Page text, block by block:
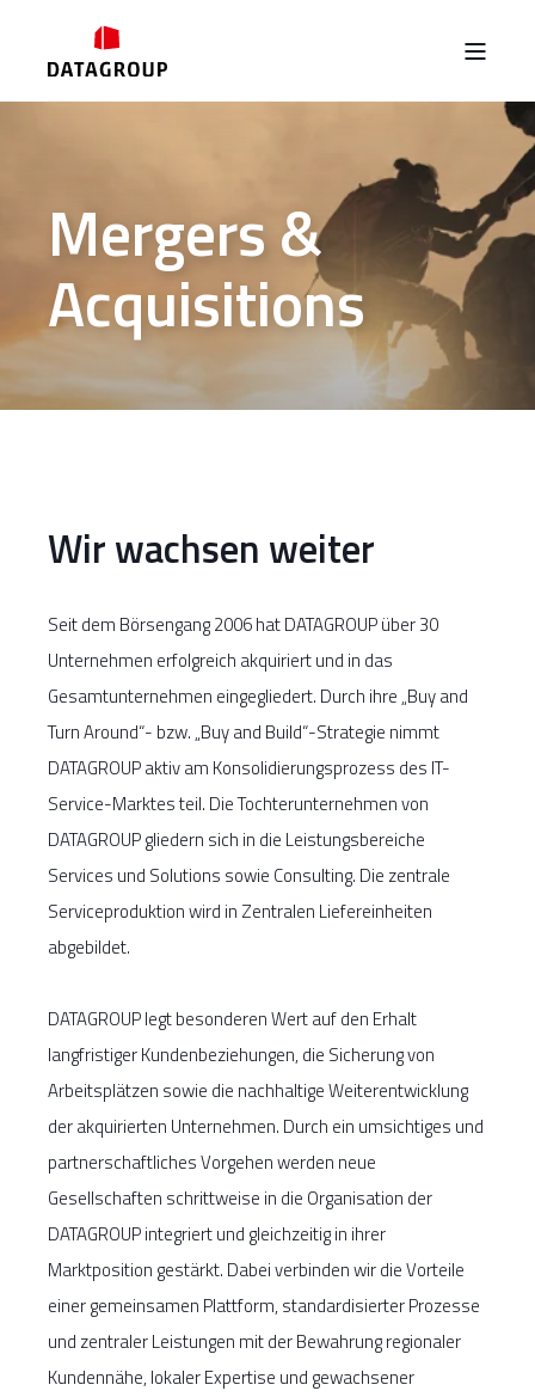
Mergers &
Acquisitions
Wir wachsen weiter
Seit dem Börsengang 2006 hat DATAGROUP über 30
Unternehmen erfolgreich akquiriert und in das
Gesamtunternehmen eingegliedert. Durch ihre „Buy and
Turn Around“- bzw. „Buy and Build“-Strategie nimmt
DATAGROUP aktiv am Konsolidierungsprozess des IT-
Service-Marktes teil. Die Tochterunternehmen von
DATAGROUP gliedern sich in die Leistungsbereiche
Services und Solutions sowie Consulting. Die zentrale
Serviceproduktion wird in Zentralen Liefereinheiten
abgebildet.
DATAGROUP legt besonderen Wert auf den Erhalt
langfristiger Kundenbeziehungen, die Sicherung von
Arbeitsplätzen sowie die nachhaltige Weiterentwicklung
der akquirierten Unternehmen. Durch ein umsichtiges und
partnerschaftliches Vorgehen werden neue
Gesellschaften schrittweise in die Organisation der
DATAGROUP integriert und gleichzeitig in ihrer
Marktposition gestärkt. Dabei verbinden wir die Vorteile
einer gemeinsamen Plattform, standardisierter Prozesse
und zentraler Leistungen mit der Bewahrung regionaler
Kundennähe, lokaler Expertise und gewachsener